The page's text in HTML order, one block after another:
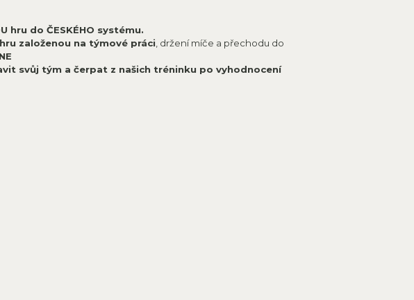
hru do ČESKÉHO systému.
založenou na týmové práci , držení míče a přechodu do
svůj tým a čerpat z našich tréninku po vyhodnocení